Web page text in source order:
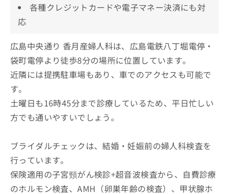
各種クレジットカードや電子マネー決済にも対
応
広島中央通り 香月産婦人科は、広島電鉄八丁堀電停・
袋町電停より徒歩8分の場所に位置しています。
近隣には提携駐車場もあり、車でのアクセスも可能で
す。
土曜日も16時45分まで診療しているため、平日忙しい
方でも通いやすいでしょう。
ブライダルチェックは、結婚・妊娠前の婦人科検査を
行っています。
保険適用の子宮頸がん検診+超音波検査から、自費診療
のホルモン検査、AMH（卵巣年齢の検査）、甲状腺ホ